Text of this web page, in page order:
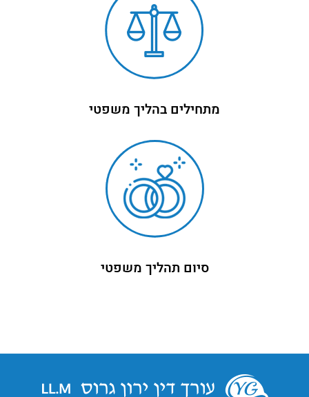
מתחילים בהליך משפטי
סיום תהליך משפטי